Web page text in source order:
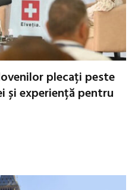
plecați peste
și experiență pentru